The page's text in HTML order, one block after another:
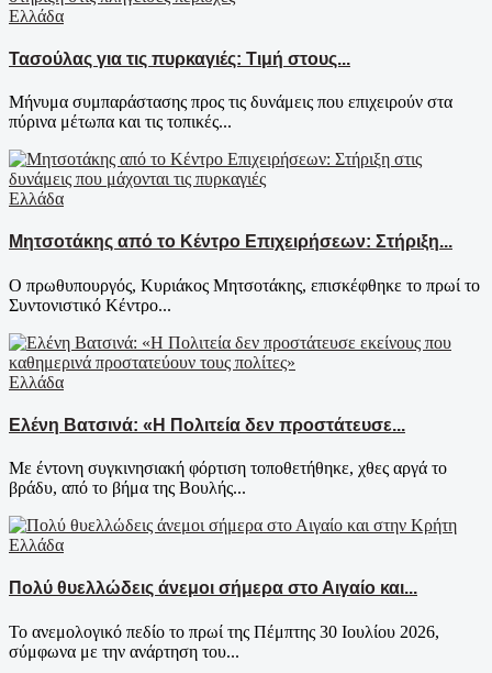
Ελλάδα
Τασούλας για τις πυρκαγιές: Τιμή στους...
Μήνυμα συμπαράστασης προς τις δυνάμεις που επιχειρούν στα
πύρινα μέτωπα και τις τοπικές...
Ελλάδα
Μητσοτάκης από το Κέντρο Επιχειρήσεων: Στήριξη...
Ο πρωθυπουργός, Κυριάκος Μητσοτάκης, επισκέφθηκε το πρωί το
Συντονιστικό Κέντρο...
Ελλάδα
Ελένη Βατσινά: «Η Πολιτεία δεν προστάτευσε...
Με έντονη συγκινησιακή φόρτιση τοποθετήθηκε, χθες αργά το
βράδυ, από το βήμα της Βουλής...
Ελλάδα
Πολύ θυελλώδεις άνεμοι σήμερα στο Αιγαίο και...
Το ανεμολογικό πεδίο το πρωί της Πέμπτης 30 Ιουλίου 2026,
σύμφωνα με την ανάρτηση του...